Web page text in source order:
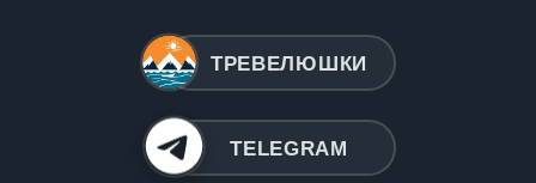
ТРЕВЕЛЮШКИ
TELEGRAM